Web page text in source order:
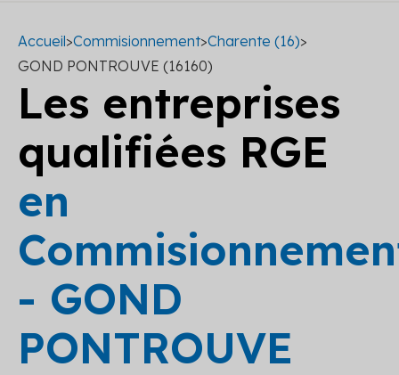
Accueil>Commisionnement>Charente (16)>
GOND PONTROUVE (16160)
Les entreprises
qualifiées RGE
en
- GOND
PONTROUVE